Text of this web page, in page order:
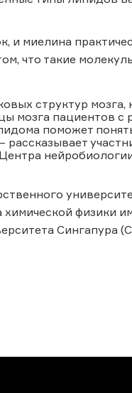
и миелина
что такие
структур мозга,
мозга пациентов с
поможет
физики
Сингапура